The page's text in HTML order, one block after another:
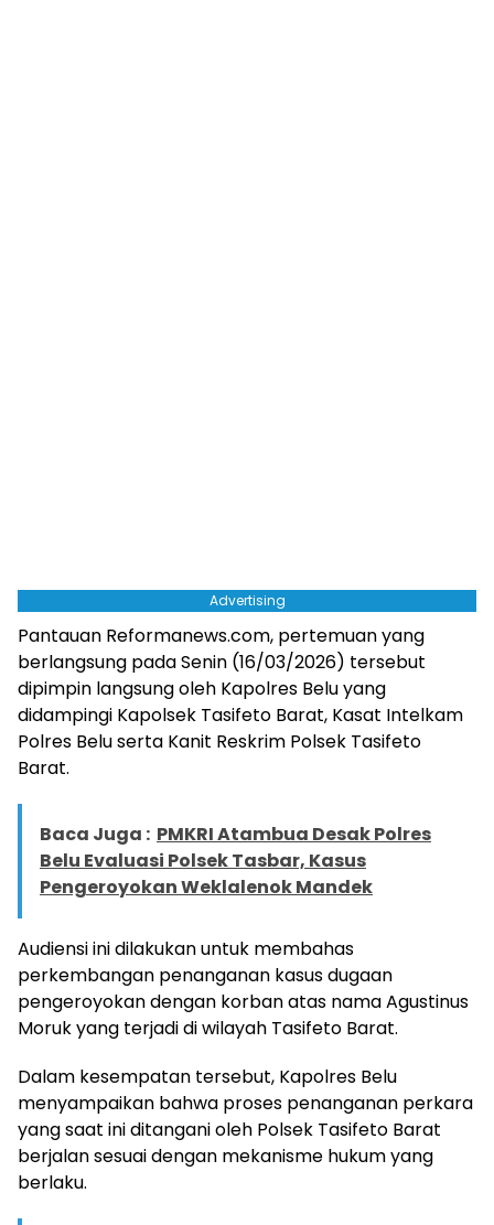
Advertising
Pantauan Reformanews.com, pertemuan yang
berlangsung pada Senin (16/03/2026) tersebut
dipimpin langsung oleh Kapolres Belu yang
didampingi Kapolsek Tasifeto Barat, Kasat Intelkam
Polres Belu serta Kanit Reskrim Polsek Tasifeto
Barat.
Baca Juga : PMKRI Atambua Desak Polres
Belu Evaluasi Polsek Tasbar, Kasus
Pengeroyokan Weklalenok Mandek
Audiensi ini dilakukan untuk membahas
perkembangan penanganan kasus dugaan
pengeroyokan dengan korban atas nama Agustinus
Moruk yang terjadi di wilayah Tasifeto Barat.
Dalam kesempatan tersebut, Kapolres Belu
menyampaikan bahwa proses penanganan perkara
yang saat ini ditangani oleh Polsek Tasifeto Barat
berjalan sesuai dengan mekanisme hukum yang
berlaku.